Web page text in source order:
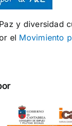
y diversidad
el Movimiento